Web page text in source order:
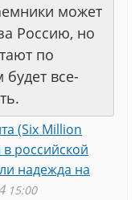
может
Россию, но
по
будет все-
(Six Million
российской
надежда на
15:00